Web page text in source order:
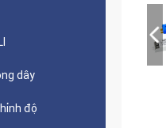
dây
độ